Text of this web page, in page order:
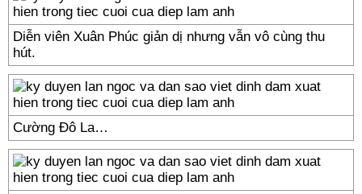
Diễn viên Xuân Phúc giản dị nhưng vẫn vô cùng thu
hút.
Cường Đô La…